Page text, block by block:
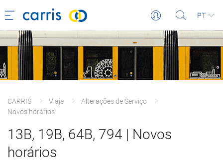
PT
CARRIS Viaje
Alterações de Serviço
Novos horários
13B, 19B, 64B, 794 | Novos
horários